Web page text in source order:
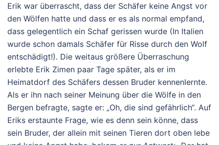
Erik war überrascht, dass der Schäfer keine Angst vor
den Wölfen hatte und dass er es als normal empfand,
dass gelegentlich ein Schaf gerissen wurde (In Italien
wurde schon damals Schäfer für Risse durch den Wolf
entschädigt!). Die weitaus größere Überraschung
erlebte Erik Zimen paar Tage später, als er im
Heimatdorf des Schäfers dessen Bruder kennenlernte.
Als er ihn nach seiner Meinung über die Wölfe in den
Bergen befragte, sagte er: „Oh, die sind gefährlich“. Auf
Eriks erstaunte Frage, wie es denn sein könne, dass
sein Bruder, der allein mit seinen Tieren dort oben lebe